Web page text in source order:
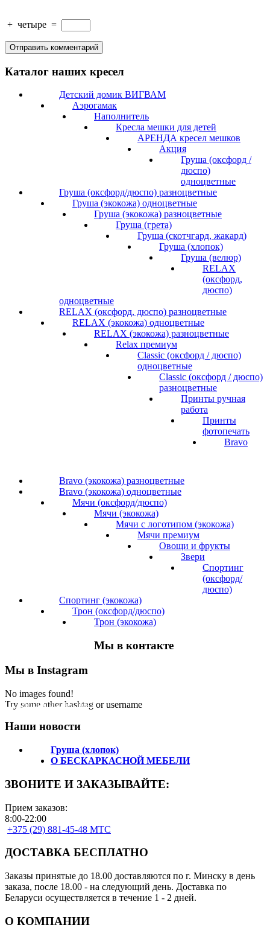
+ четыре =
Каталог наших кресел
Детский домик ВИГВАМ
Аэрогамак
Наполнитель
Кресла мешки для детей
АРЕНДА кресел мешков
Акция
Груша (оксфорд /
дюспо)
одноцветные
Груша (оксфорд/дюспо) разноцветные
Груша (экокожа) одноцветные
Груша (экокожа) разноцветные
Груша (грета)
Груша (скотчгард, жакард)
Груша (хлопок)
Груша (велюр)
RELAX
(оксфорд,
дюспо)
одноцветные
RELAX (оксфорд, дюспо) разноцветные
RELAX (экокожа) одноцветные
RELAX (экокожа) разноцветные
Relax премиум
Classic (оксфорд / дюспо)
одноцветные
Classic (оксфорд / дюспо)
разноцветные
Принты ручная
работа
Принты
фотопечать
Bravo
Bravo (экокожа) разноцветные
Bravo (экокожа) одноцветные
Мячи (оксфорд/дюспо)
Мячи (экокожа)
Мячи с логотипом (экокожа)
Мячи премиум
Овощи и фрукты
Звери
Спортинг
(оксфорд/
дюспо)
Спортинг (экокожа)
Трон (оксфорд/дюспо)
Трон (экокожа)
Мы в контакте
Мы в Instagram
No images found!
Try some other hashtag or username
Подпишитесь на нас!
Наши новости
Груша (хлопок)
О БЕСКАРКАСНОЙ МЕБЕЛИ
ЗВОНИТЕ И ЗАКАЗЫВАЙТЕ:
Прием заказов:
8:00-22:00
+375 (29) 881-45-48 МТС
ДОСТАВКА БЕСПЛАТНО
Заказы принятые до 18.00 доставляются по г. Минску в день
заказа, после 18.00 - на следующий день. Доставка по
Беларуси осуществляется в течение 1 - 2 дней.
О КОМПАНИИ